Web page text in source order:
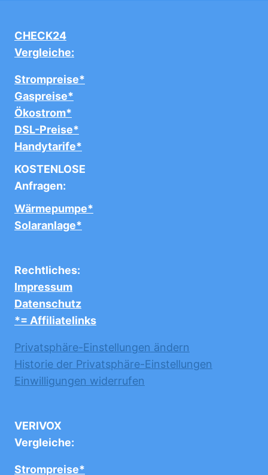
CHECK24
Vergleiche:
Strompreise*
Gaspreise*
Ökostrom*
DSL-Preise*
Handytarife*
KOSTENLOSE
Anfragen:
Wärmepumpe*
Solaranlage*
Rechtliches:
Impressum
Datenschutz
*= Affiliatelinks
Privatsphäre-Einstellungen ändern
Historie der Privatsphäre-Einstellungen
Einwilligungen widerrufen
VERIVOX
Vergleiche:
Strompreise*